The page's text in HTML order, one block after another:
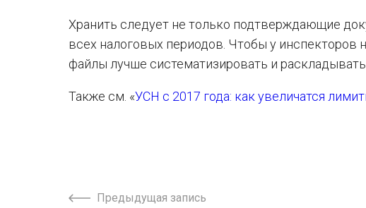
Хранить следует не только подтверждающие
всех налоговых периодов. Чтобы у инспекторов
файлы лучше систематизировать и
Также см. «УСН с 2017 года: как увеличатся
Предыдущая запись